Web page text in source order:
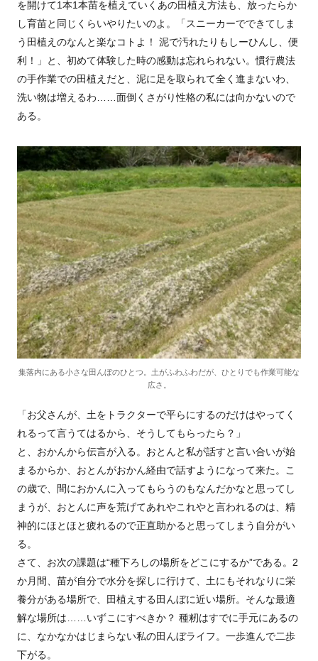
を開けて1本1本苗を植えていくあの田植え方法も、放ったらか
し育苗と同じくらいやりたいのよ。「スニーカーでできてしま
う田植えのなんと楽なコトよ！ 泥で汚れたりもしーひんし、便
利！」と、初めて体験した時の感動は忘れられない。慣行農法
の手作業での田植えだと、泥に足を取られて全く進まないわ、
洗い物は増えるわ……面倒くさがり性格の私には向かないので
ある。
集落内にある小さな田んぼのひとつ。土がふわふわだが、ひとりでも作業可能な
広さ。
「お父さんが、土をトラクターで平らにするのだけはやってく
れるって言うてはるから、そうしてもらったら？」
と、おかんから伝言が入る。おとんと私が話すと言い合いが始
まるからか、おとんがおかん経由で話すようになって来た。こ
の歳で、間におかんに入ってもらうのもなんだかなと思ってし
まうが、おとんに声を荒げてあれやこれやと言われるのは、精
神的にほとほと疲れるので正直助かると思ってしまう自分がい
る。
さて、お次の課題は“種下ろしの場所をどこにするか”である。2
か月間、苗が自分で水分を探しに行けて、土にもそれなりに栄
養分がある場所で、田植えする田んぼに近い場所。そんな最適
解な場所は……いずこにすべきか？ 種籾はすでに手元にあるの
に、なかなかはじまらない私の田んぼライフ。一歩進んで二歩
下がる。